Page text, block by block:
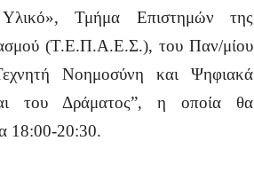
Τμήμα Επιστημών της
(Τ.Ε.Π.Α.Ε.Σ.), του Παν/μίου
Νοημοσύνη και Ψηφιακά
του Δράματος”, η οποία θα
18:00-20:30.